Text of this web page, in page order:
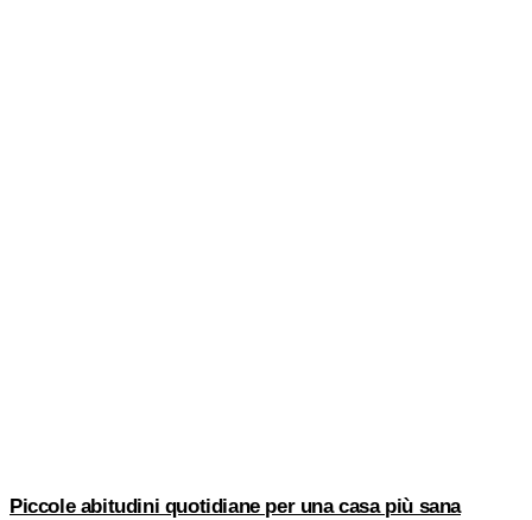
Piccole abitudini quotidiane per una casa più sana